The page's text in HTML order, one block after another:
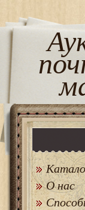
О нас